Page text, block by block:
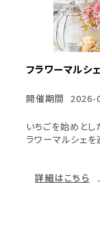
フラワーマルシ
開催期間 2026-
いちごを始めと
ラワーマルシェ
詳細はこちら